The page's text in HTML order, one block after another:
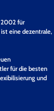
2002 für
eine dezentrale,
für die besten
und